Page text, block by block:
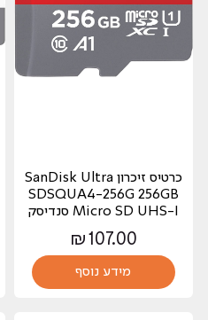
כרטיס זיכרון SanDisk Ultra
SDSQUA4-256G 256GB
Micro SD UHS-I סנדיסק
₪ 107.00
מידע נוסף